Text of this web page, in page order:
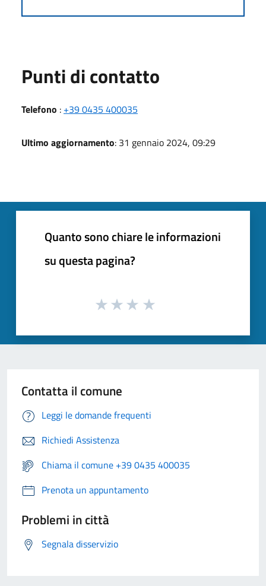
Punti di contatto
Telefono : +39 0435 400035
Ultimo aggiornamento: 31 gennaio 2024, 09:29
Quanto sono chiare le informazioni
su questa pagina?
Contatta il comune
Leggi le domande frequenti
Richiedi Assistenza
Chiama il comune +39 0435 400035
Prenota un appuntamento
Problemi in città
Segnala disservizio